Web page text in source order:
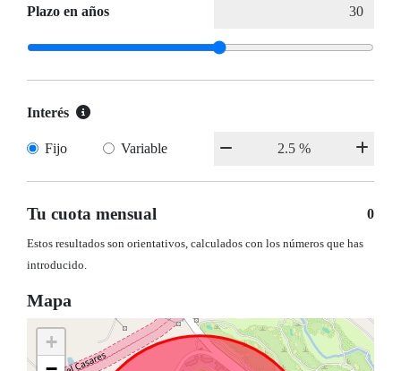
Plazo en años
Interés
Fijo Variable
Tu cuota mensual 0
Estos resultados son orientativos, calculados con los números que has
introducido.
Mapa
+